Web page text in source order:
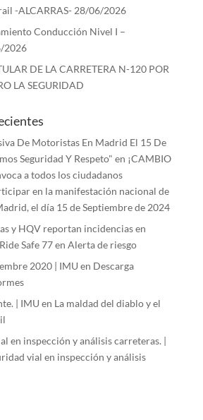
-ALCARRAS- 28/06/2026
Conducción Nivel I –
2026
DE LA CARRETERA N-120 POR
LA SEGURIDAD
De Motoristas En Madrid El 15 De
Seguridad Y Respeto" en ¡CAMBIO
a todos los ciudadanos
en la manifestación nacional de
el día 15 de Septiembre de 2024
y HQV reportan incidencias en
Safe 77en Alerta de riesgo
2020 | IMU en Descarga
| IMU en La maldad del diablo y el
en inspección y análisis carreteras. |
vial en inspección y análisis